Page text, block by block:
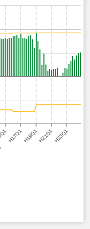
H17Q1H19Q1H21Q1H23Q1